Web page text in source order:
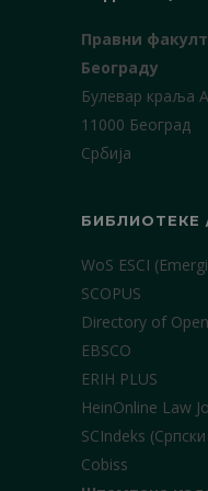
Правни
Београду
Булевар краља
11000 Београд
Србија
БИБЛИОТЕКЕ
WoS ESCI
SCOPUS
Directory of
EBSCO
ERIH PLUS
HeinOnline Law
SCIndeks
Cobiss